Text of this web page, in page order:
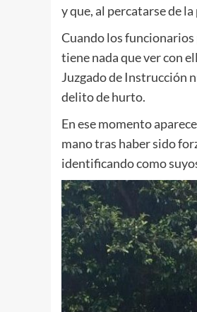
y que, al percatarse de
Cuando los
tiene nada que ver con
Juzgado de Instrucción
delito de hurto.
En ese momento
mano tras haber sido
identificando como